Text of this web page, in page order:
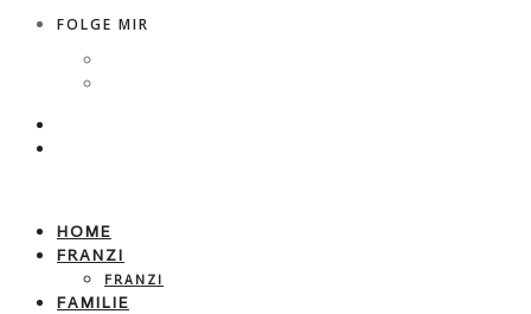
FOLGE MIR
HOME
FRANZI
FRANZI
FAMILIE